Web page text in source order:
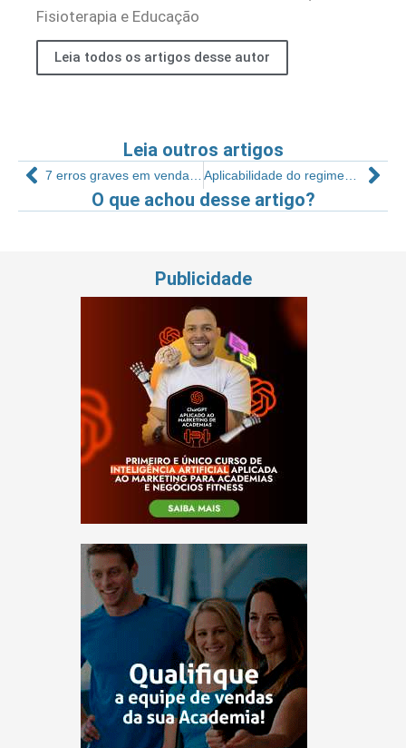
Fisioterapia e Educação
Leia todos os artigos desse autor
Leia outros artigos
Aplicabilidade do regimento interno na gestão de clientes
O que achou desse artigo?
Publicidade